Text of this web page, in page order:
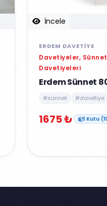
İncele
ERDEM DAVETIYE
Davetiyeler, Sünnet
Davetiyeleri
Erdem Sünnet
#sünnet #davetiye
1675 ₺ 1 Kutu